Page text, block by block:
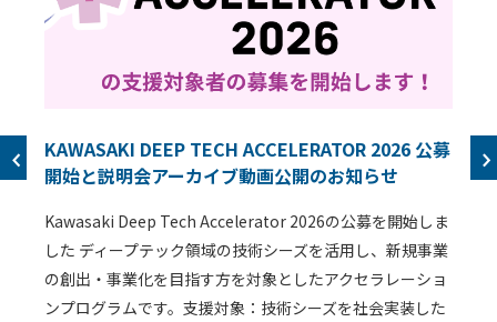
KAWASAKI DEEP TECH ACCELERATOR 2026 公募
開始と説明会アーカイブ動画公開のお知らせ
Kawasaki Deep Tech Accelerator 2026の公募を開始しま
した ディープテック領域の技術シーズを活用し、新規事業
の創出・事業化を目指す方を対象としたアクセラレーショ
ンプログラムです。支援対象：技術シーズを社会実装した